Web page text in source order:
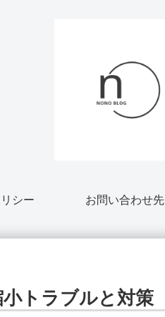
シー お問い合わせ先
トラブルと対策